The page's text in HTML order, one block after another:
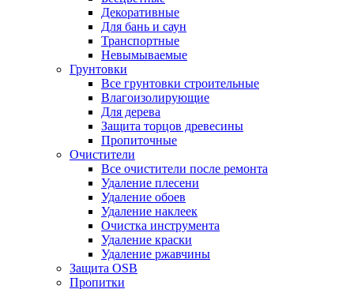
Декоративные
Для бань и саун
Транспортные
Невымываемые
Грунтовки
Все грунтовки строительные
Влагоизолирующие
Для дерева
Защита торцов древесины
Пропиточные
Очистители
Все очистители после ремонта
Удаление плесени
Удаление обоев
Удаление наклеек
Очистка инструмента
Удаление краски
Удаление ржавчины
Защита OSB
Пропитки